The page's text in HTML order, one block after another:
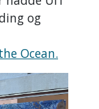
og
Ocean.